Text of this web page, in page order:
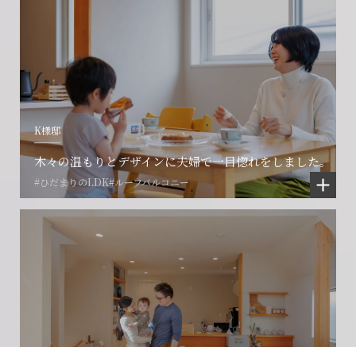
K様邸
木々の温もりとデザインに夫婦で一目惚れをしました。
#ひだまりのLDK#ルーフバルコニー
会社に関することや物件についての
ご相談はこちら
フォームからのお問い合わせ
CONTACT
お電話でのお問い合わせ
0466-24-2478
営業時間9:30~18:30 水曜定休
賃貸物件入居者様の
お困りごとのご相談はこちら
解約のお申し込み
CONTACT
プロコール24ご利用の方
0120-073-386
土地の活用・賃貸経営に関する
ご相談はこちら
フォームからのお問い合わせ
CONTACT
賃貸管理事業部へのお問い合わせ
0466-24-2478
営業時間9:30~18:30 水曜定休